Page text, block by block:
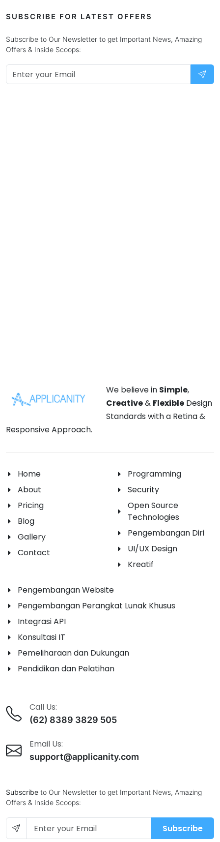
SUBSCRIBE FOR LATEST OFFERS
Subscribe to Our Newsletter to get Important News, Amazing
Offers & Inside Scoops:
We believe in Simple,
Creative& Flexible Design
Standards with a Retina &
Responsive Approach.
Home
About
Pricing
Blog
Gallery
Contact
Programming
Security
Open Source
Technologies
Pengembangan Diri
UI/UX Design
Kreatif
Pengembangan Website
Pengembangan Perangkat Lunak Khusus
Integrasi API
Konsultasi IT
Pemeliharaan dan Dukungan
Pendidikan dan Pelatihan
Call Us:
(62) 8389 3829 505
Email Us:
support@applicanity.com
Subscribe to Our Newsletter to get Important News, Amazing
Offers & Inside Scoops:
Subscribe